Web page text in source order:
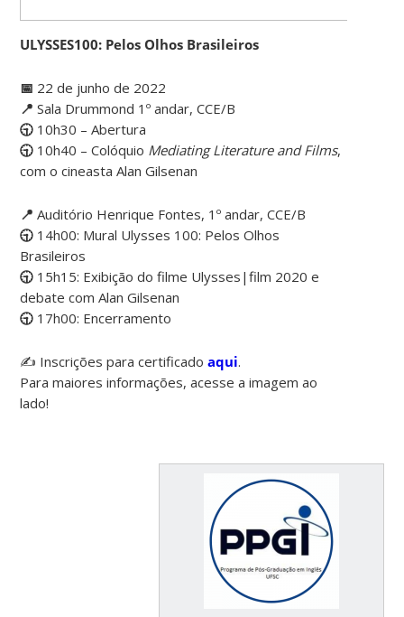
ULYSSES100: Pelos Olhos Brasileiros
📅 22 de junho de 2022
📍 Sala Drummond 1º andar, CCE/B
🕤 10h30 – Abertura
🕤 10h40 – Colóquio Mediating Literature and Films,
com o cineasta Alan Gilsenan
📍Auditório Henrique Fontes, 1º andar, CCE/B
🕤 14h00: Mural Ulysses 100: Pelos Olhos
Brasileiros
🕤 15h15: Exibição do filme Ulysses|film 2020 e
debate com Alan Gilsenan
🕤 17h00: Encerramento
✍️ Inscrições para certificadoaqui.
Para maiores informações, acesse a imagem ao
lado!